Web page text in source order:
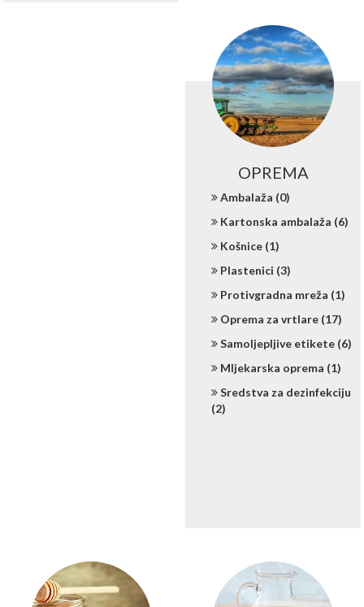
OPREMA
Ambalaža (0)
Kartonska ambalaža (6)
Košnice (1)
Plastenici (3)
Protivgradna mreža (1)
Oprema za vrtlare (17)
Samoljepljive etikete (6)
Mljekarska oprema (1)
Sredstva za dezinfekciju
(2)